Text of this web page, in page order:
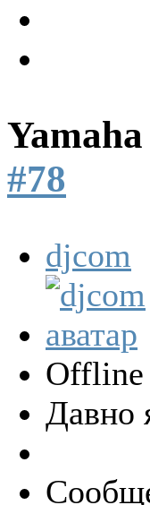
#78
djcom
Offline
Давно